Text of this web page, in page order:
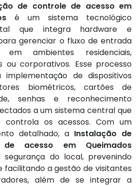
de controle de acesso em
é um sistema tecnológico
que integra hardware e
gerenciar o fluxo de entrada
ambientes residenciais,
ou corporativos. Esse processo
implementação de dispositivos
biométricos, cartões de
senhas e reconhecimento
a um sistema central que
controla os acessos. Com um
detalhado, a Instalação de
de acesso em Queimados
do local, prevenindo
facilitando a gestão de visitantes
além de se integrar a